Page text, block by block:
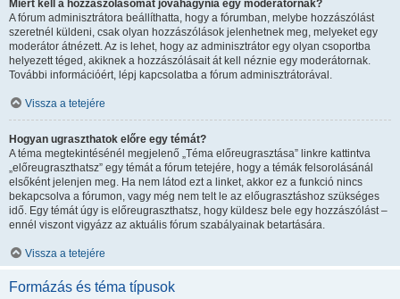
Miért kell a hozzászólásomat jóváhagynia egy moderátornak?
A fórum adminisztrátora beállíthatta, hogy a fórumban, melybe hozzászólást
szeretnél küldeni, csak olyan hozzászólások jelenhetnek meg, melyeket egy
moderátor átnézett. Az is lehet, hogy az adminisztrátor egy olyan csoportba
helyezett téged, akiknek a hozzászólásait át kell néznie egy moderátornak.
További információért, lépj kapcsolatba a fórum adminisztrátorával.
Vissza a tetejére
Hogyan ugraszthatok előre egy témát?
A téma megtekintésénél megjelenő „Téma előreugrasztása” linkre kattintva
„előreugraszthatsz” egy témát a fórum tetejére, hogy a témák felsorolásánál
elsőként jelenjen meg. Ha nem látod ezt a linket, akkor ez a funkció nincs
bekapcsolva a fórumon, vagy még nem telt le az előugrasztáshoz szükséges
idő. Egy témát úgy is előreugraszthatsz, hogy küldesz bele egy hozzászólást –
ennél viszont vigyázz az aktuális fórum szabályainak betartására.
Vissza a tetejére
Formázás és téma típusok